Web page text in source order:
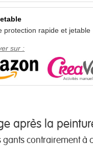
protection rapide et jetable
sur :
après la
contrairement à